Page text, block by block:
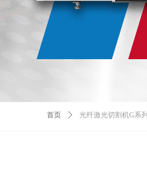
首页 ꄲ 光纤激光切割机G系列